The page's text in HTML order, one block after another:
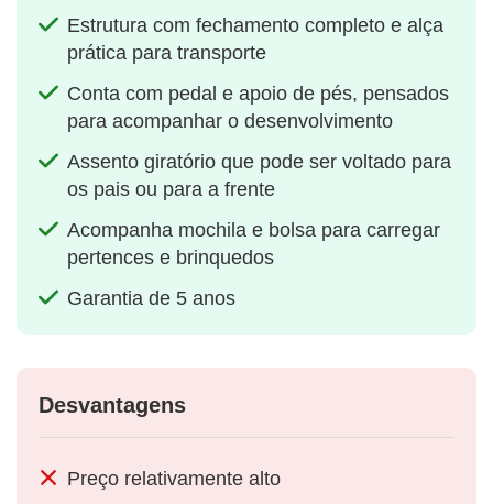
Estrutura com fechamento completo e alça
prática para transporte
Conta com pedal e apoio de pés, pensados
para acompanhar o desenvolvimento
Assento giratório que pode ser voltado para
os pais ou para a frente
Acompanha mochila e bolsa para carregar
pertences e brinquedos
Garantia de 5 anos
Desvantagens
Preço relativamente alto